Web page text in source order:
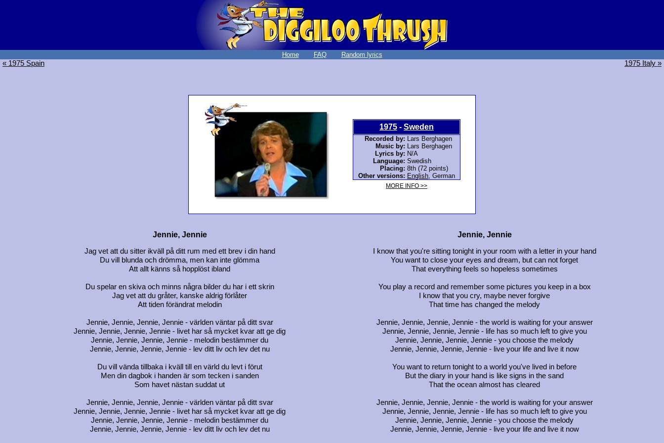
Home FAQ Random lyrics
« 1975 Spain 1975 Italy »
1975 - Sweden
Recorded by:
Lars Berghagen
Music by:
Lars Berghagen
Lyrics by: N/A
Language: Swedish
Placing: 8th (72 points)
Other versions: English German
MORE INFO >>
Jennie, Jennie Jennie, Jennie
Jag vet att du sitter ikväll på ditt rum med ett brev i din hand
I know that you're sitting tonight in your room with a letter in your hand
Du vill blunda och drömma, men kan inte glömma
You want to close your eyes and dream, but can not forget
Att allt känns så hopplöst ibland
That everything feels so hopeless sometimes
Du spelar en skiva och minns några bilder du har i ett skrin
You play a record and remember some pictures you keep in a box
Jag vet att du gråter, kanske aldrig förlåter
I know that you cry, maybe never forgive
Att tiden förändrat melodin
That time has changed the melody
Jennie, Jennie, Jennie, Jennie - världen väntar på ditt svar
Jennie, Jennie, Jennie, Jennie - the world is waiting for your answer
Jennie, Jennie, Jennie, Jennie - livet har så mycket kvar att ge dig
Jennie, Jennie, Jennie, Jennie - life has so much left to give you
Jennie, Jennie, Jennie, Jennie - melodin bestämmer du
Jennie, Jennie, Jennie, Jennie - you choose the melody
Jennie, Jennie, Jennie, Jennie - lev ditt liv och lev det nu
Jennie, Jennie, Jennie, Jennie - live your life and live it now
Du vill vända tillbaka i kväll till en värld du levt i förut
You want to return tonight to a world you've lived in before
Men din dagbok i handen är som tecken i sanden
But the diary in your hand is like signs in the sand
Som havet nästan suddat ut
That the ocean almost has cleared
Jennie, Jennie, Jennie, Jennie - världen väntar på ditt svar
Jennie, Jennie, Jennie, Jennie - the world is waiting for your answer
Jennie, Jennie, Jennie, Jennie - livet har så mycket kvar att ge dig
Jennie, Jennie, Jennie, Jennie - life has so much left to give you
Jennie, Jennie, Jennie, Jennie - melodin bestämmer du
Jennie, Jennie, Jennie, Jennie - you choose the melody
Jennie, Jennie, Jennie, Jennie - lev ditt liv och lev det nu
Jennie, Jennie, Jennie, Jennie - live your life and live it now